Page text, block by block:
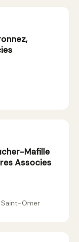
Mafille
Associes
Saint-Omer